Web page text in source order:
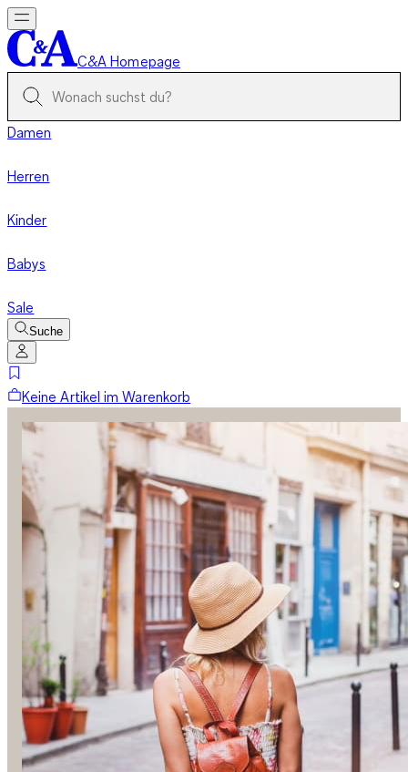
C&A Homepage
Damen
Herren
Kinder
Babys
Sale
Suche
Keine Artikel im Warenkorb